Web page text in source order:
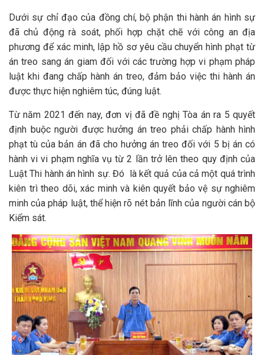
Dưới sự chỉ đạo của đồng chí, bộ phận thi hành án hình sự
đã chủ động rà soát, phối hợp chặt chẽ với công an địa
phương để xác minh, lập hồ sơ yêu cầu chuyển hình phạt từ
án treo sang án giam đối với các trường hợp vi phạm pháp
luật khi đang chấp hành án treo, đảm bảo việc thi hành án
được thực hiện nghiêm túc, đúng luật.
Từ năm 2021 đến nay, đơn vị đã đề nghị Tòa án ra 5 quyết
định buộc người được hưởng án treo phải chấp hành hình
phạt tù của bản án đã cho hưởng án treo đối với 5 bị án có
hành vi vi phạm nghĩa vụ từ 2 lần trở lên theo quy định của
Luật Thi hành án hình sự. Đó là kết quả của cả một quá trình
kiên trì theo dõi, xác minh và kiên quyết bảo vệ sự nghiêm
minh của pháp luật, thể hiện rõ nét bản lĩnh của người cán bộ
Kiểm sát.